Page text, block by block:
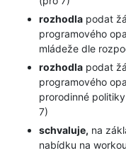
rozhodla podat
programového
mládeže dle
rozhodla podat
programového
prorodinné
7)
schvaluje, na
nabídku na